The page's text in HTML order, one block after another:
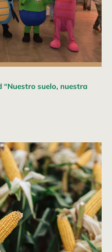
“Nuestro suelo, nuestra